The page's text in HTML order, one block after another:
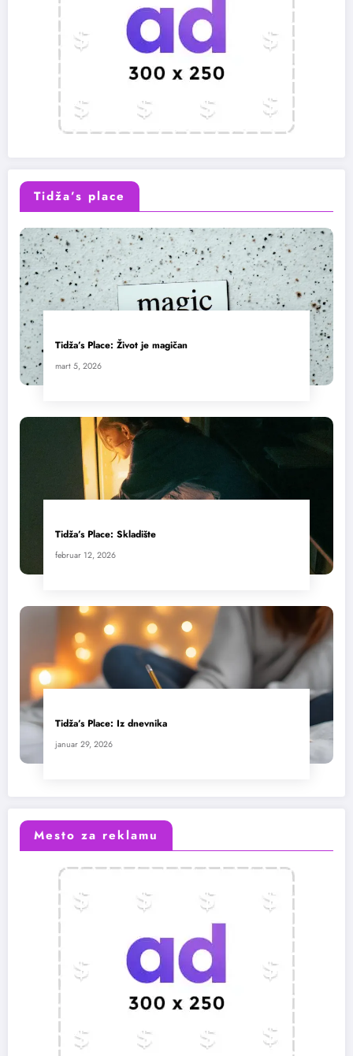
Tidža’s place
Tidža’s Place: Život je magičan
mart 5, 2026
Tidža’s Place: Skladište
februar 12, 2026
Tidža’s Place: Iz dnevnika
januar 29, 2026
Mesto za reklamu